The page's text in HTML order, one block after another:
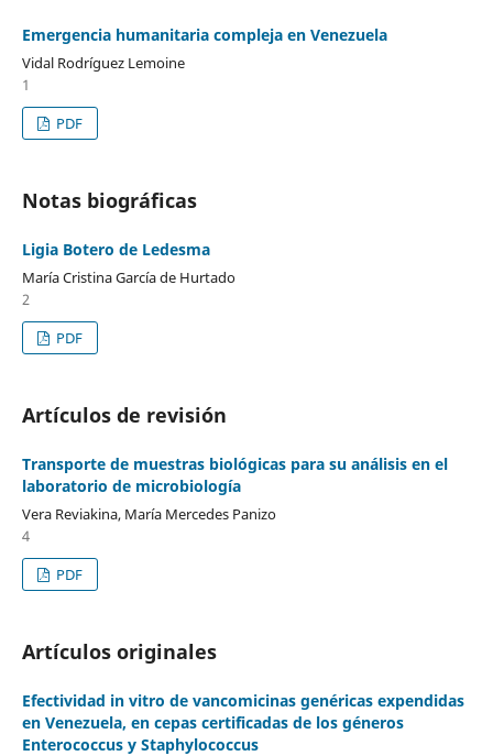
Emergencia humanitaria compleja en Venezuela
Vidal Rodríguez Lemoine
1
PDF
Notas biográficas
Ligia Botero de Ledesma
María Cristina García de Hurtado
2
PDF
Artículos de revisión
Transporte de muestras biológicas para su análisis en el
laboratorio de microbiología
Vera Reviakina, María Mercedes Panizo
4
PDF
Artículos originales
Efectividad in vitro de vancomicinas genéricas expendidas
en Venezuela, en cepas certificadas de los géneros
Enterococcus y Staphylococcus